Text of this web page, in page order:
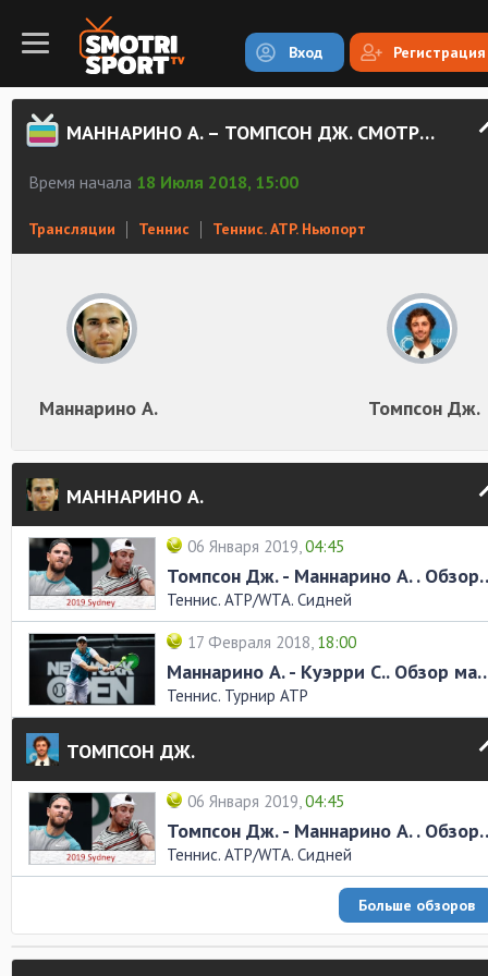
Вход Регистрация
МАННАРИНО А. – ТОМПСОН ДЖ. СМОТРЕТЬ ОНЛАЙН
Время начала 18 Июля 2018, 15:00
Трансляции Теннис Теннис. ATP. Ньюпорт
Маннарино А. Томпсон Дж.
МАННАРИНО А.
06 Января 2019,04:45
Томпсон Дж.
Теннис. ATP/WTA. Сидней
17 Февраля 2018, 18:00
Маннарино А. -
Теннис. Турнир ATP
ТОМПСОН ДЖ.
06 Января 2019,04:45
Томпсон Дж.
Теннис. ATP/WTA. Сидней
Больше обзоров